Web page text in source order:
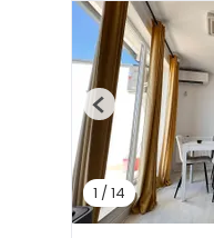
1 / 14
Previous